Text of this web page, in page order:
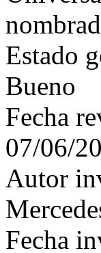
Estado
Bueno
Fecha
07/06/
Autor
Fecha